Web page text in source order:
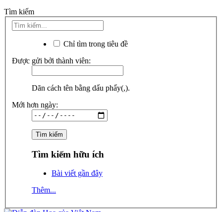
Tìm kiếm
Chỉ tìm trong tiêu đề
Được gửi bởi thành viên:
Dãn cách tên bằng dấu phẩy(,).
Mới hơn ngày:
Tìm kiếm hữu ích
Bài viết gần đây
Thêm...